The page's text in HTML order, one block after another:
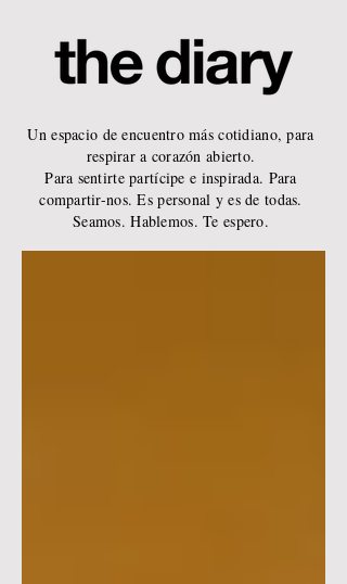
Un espacio de encuentro más cotidiano, para
respirar a corazón abierto.
Para sentirte partícipe e inspirada. Para
compartir-nos. Es personal y es de todas.
Seamos. Hablemos. Te espero.